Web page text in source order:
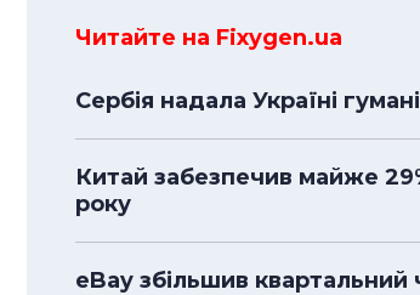
Читайте на Fixygen.ua
Сербія надала Україні
Китай забезпечив майже
року
eBay збільшив квартальний